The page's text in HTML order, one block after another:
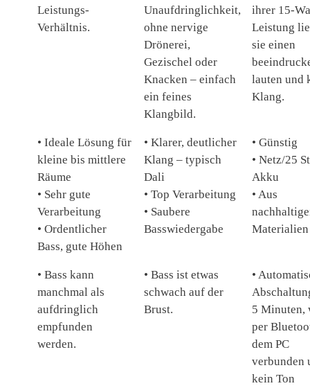
Leistungs-
Verhältnis.
Unaufdringlichkeit,
ohne nervige
Drönerei,
Gezischel oder
Knacken – einfach
ein feines
Klangbild.
ihrer 15-
Leistung
sie einen
lauten und
Klang.
• Ideale Lösung für
kleine bis mittlere
Räume
• Sehr gute
Verarbeitung
• Ordentlicher
Bass, gute Höhen
• Klarer, deutlicher
Klang – typisch
Dali
• Top Verarbeitung
• Saubere
Basswiedergabe
• Günstig
• Netz/25
Akku
• Aus
Materialien
• Bass kann
manchmal als
aufdringlich
empfunden
werden.
• Bass ist etwas
schwach auf der
Brust.
•
5 Minuten,
per
dem PC
verbunden
kein Ton